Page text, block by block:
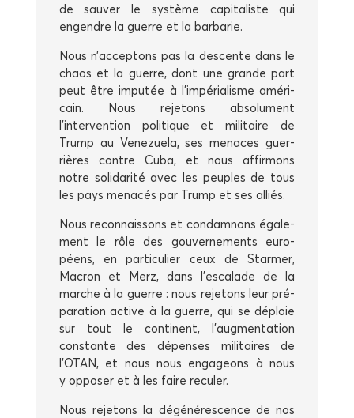
de sau­ver le sys­tème capi­ta­liste qui
engendre la guerre et la barbarie.
Nous n’acceptons pas la des­cente dans le
chaos et la guerre, dont une grande part
peut être impu­tée à l’impérialisme amé­ri­
cain. Nous reje­tons abso­lu­ment
l’intervention poli­tique et mili­taire de
Trump au Vene­zue­la, ses menaces guer­
rières contre Cuba, et nous affir­mons
notre soli­da­ri­té avec les peuples de tous
les pays mena­cés par Trump et ses alliés.
Nous recon­nais­sons et condam­nons éga­le­
ment le rôle des gou­ver­ne­ments euro­
péens, en par­ti­cu­lier ceux de Star­mer,
Macron et Merz, dans l’escalade de la
marche à la guerre : nous reje­tons leur pré­
pa­ra­tion active à la guerre, qui se déploie
sur tout le conti­nent, l’augmentation
constante des dépenses mili­taires de
l’OTAN, et nous nous enga­geons à nous
y oppo­ser et à les faire reculer.
Nous reje­tons la dégé­né­res­cence de nos